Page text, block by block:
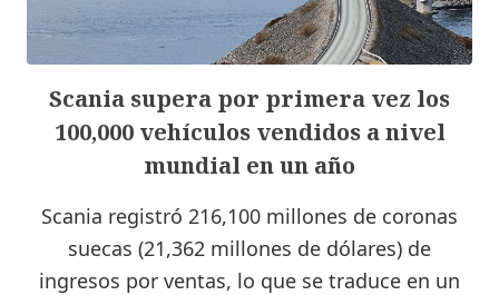
Scania supera por primera vez los
100,000 vehículos vendidos a nivel
mundial en un año
Scania registró 216,100 millones de coronas
suecas (21,362 millones de dólares) de
ingresos por ventas, lo que se traduce en un